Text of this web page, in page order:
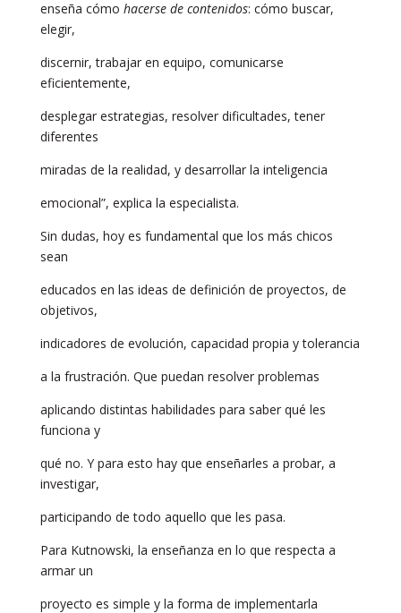
enseña cómo hacerse de contenidos: cómo buscar,
elegir,
discernir, trabajar en equipo, comunicarse
eficientemente,
desplegar estrategias, resolver dificultades, tener
diferentes
miradas de la realidad, y desarrollar la inteligencia
emocional”, explica la especialista.
Sin dudas, hoy es fundamental que los más chicos
sean
educados en las ideas de definición de proyectos, de
objetivos,
indicadores de evolución, capacidad propia y tolerancia
a la frustración. Que puedan resolver problemas
aplicando distintas habilidades para saber qué les
funciona y
qué no. Y para esto hay que enseñarles a probar, a
investigar,
participando de todo aquello que les pasa.
Para Kutnowski, la enseñanza en lo que respecta a
armar un
proyecto es simple y la forma de implementarla